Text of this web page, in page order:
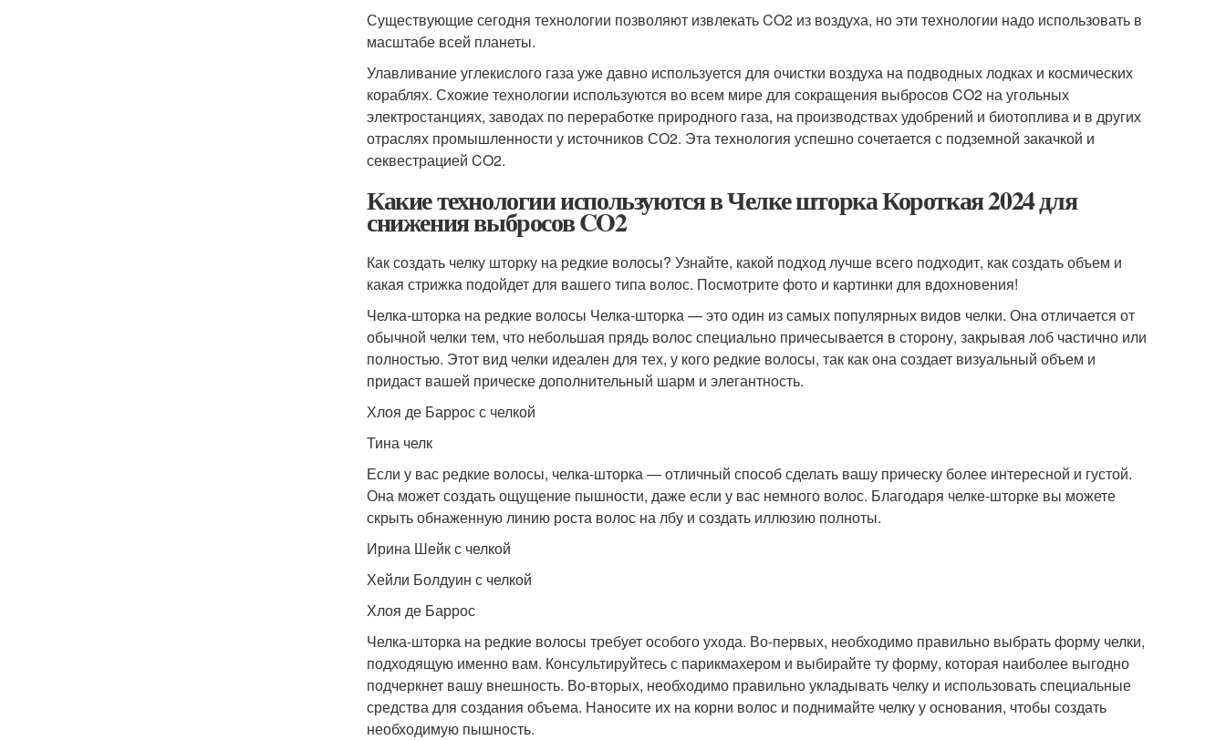
Существующие сегодня технологии позволяют извлекать CO2 из воздуха, но эти технологии надо использовать в
масштабе всей планеты.
Улавливание углекислого газа уже давно используется для очистки воздуха на подводных лодках и космических
кораблях. Схожие технологии используются во всем мире для сокращения выбросов CO2 на угольных
электростанциях, заводах по переработке природного газа, на производствах удобрений и биотоплива и в других
отраслях промышленности у источников СО2. Эта технология успешно сочетается с подземной закачкой и
секвестрацией CO2.
Какие технологии используются в Челке шторка Короткая 2024 для
снижения выбросов CO2
Как создать челку шторку на редкие волосы? Узнайте, какой подход лучше всего подходит, как создать объем и
какая стрижка подойдет для вашего типа волос. Посмотрите фото и картинки для вдохновения!
Челка-шторка на редкие волосы Челка-шторка — это один из самых популярных видов челки. Она отличается от
обычной челки тем, что небольшая прядь волос специально причесывается в сторону, закрывая лоб частично или
полностью. Этот вид челки идеален для тех, у кого редкие волосы, так как она создает визуальный объем и
придаст вашей прическе дополнительный шарм и элегантность.
Хлоя де Баррос с челкой
Тина челк
Если у вас редкие волосы, челка-шторка — отличный способ сделать вашу прическу более интересной и густой.
Она может создать ощущение пышности, даже если у вас немного волос. Благодаря челке-шторке вы можете
скрыть обнаженную линию роста волос на лбу и создать иллюзию полноты.
Ирина Шейк с челкой
Хейли Болдуин с челкой
Хлоя де Баррос
Челка-шторка на редкие волосы требует особого ухода. Во-первых, необходимо правильно выбрать форму челки,
подходящую именно вам. Консультируйтесь с парикмахером и выбирайте ту форму, которая наиболее выгодно
подчеркнет вашу внешность. Во-вторых, необходимо правильно укладывать челку и использовать специальные
средства для создания объема. Наносите их на корни волос и поднимайте челку у основания, чтобы создать
необходимую пышность.